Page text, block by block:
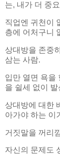
는, 내가 더 중
직업엔 귀천이
층에 어처구니
상대방을 존중
삼는 사람.
입만 열면 욕을
을 쉴세 없이
상대방에 대한
아가야 하는 이
거짓말을 꺼리
자신의 문제도